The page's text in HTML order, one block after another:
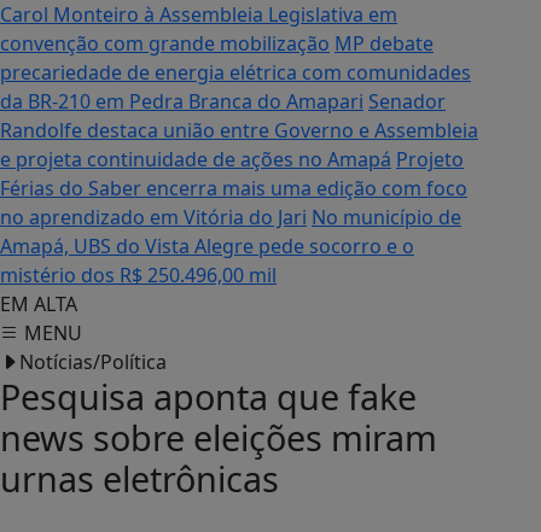
Carol Monteiro à Assembleia Legislativa em
convenção com grande mobilização MP debate
precariedade de energia elétrica com comunidades
da BR-210 em Pedra Branca do Amapari Senador
Randolfe destaca união entre Governo e Assembleia
e projeta continuidade de ações no Amapá Projeto
Férias do Saber encerra mais uma edição com foco
no aprendizado em Vitória do Jari No município de
Amapá, UBS do Vista Alegre pede socorro e o
mistério dos R$ 250.496,00 mil
EM ALTA
MENU
Notícias/Política
Pesquisa aponta que fake
news sobre eleições miram
urnas eletrônicas